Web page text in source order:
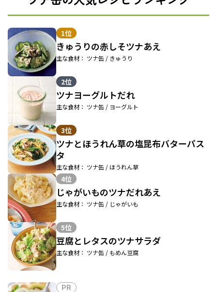
1位
きゅうりの赤しそツナあえ
主な食材： ツナ缶 / きゅうり
2位
ツナヨーグルトだれ
主な食材： ツナ缶 / ヨーグルト
3位
ツナとほうれん草の塩昆布バターパス
タ
主な食材： ツナ缶 / ほうれん草
4位
じゃがいものツナだれあえ
主な食材： ツナ缶 / じゃがいも
5位
豆腐とレタスのツナサラダ
主な食材： ツナ缶 / もめん豆腐
PR